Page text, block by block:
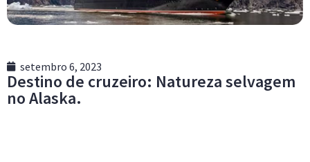
setembro 6, 2023
Destino de cruzeiro: Natureza selvagem
no Alaska.